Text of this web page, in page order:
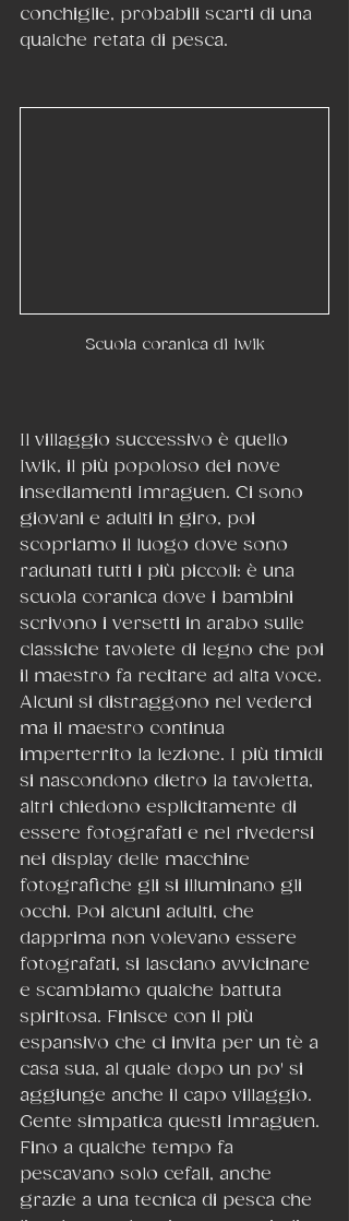
conchiglie, probabili scarti di una
qualche retata di pesca.
Scuola coranica di Iwik
Il villaggio successivo è quello
Iwik, il più popoloso dei nove
insediamenti Imraguen. Ci sono
giovani e adulti in giro, poi
scopriamo il luogo dove sono
radunati tutti i più piccoli: è una
scuola coranica dove i bambini
scrivono i versetti in arabo sulle
classiche tavolete di legno che poi
il maestro fa recitare ad alta voce.
Alcuni si distraggono nel vederci
ma il maestro continua
imperterrito la lezione. I più timidi
si nascondono dietro la tavoletta,
altri chiedono esplicitamente di
essere fotografati e nel rivedersi
nei display delle macchine
fotografiche gli si illuminano gli
occhi. Poi alcuni adulti, che
dapprima non volevano essere
fotografati, si lasciano avvicinare
e scambiamo qualche battuta
spiritosa. Finisce con il più
espansivo che ci invita per un tè a
casa sua, al quale dopo un po' si
aggiunge anche il capo villaggio.
Gente simpatica questi Imraguen.
Fino a qualche tempo fa
pescavano solo cefali, anche
grazie a una tecnica di pesca che